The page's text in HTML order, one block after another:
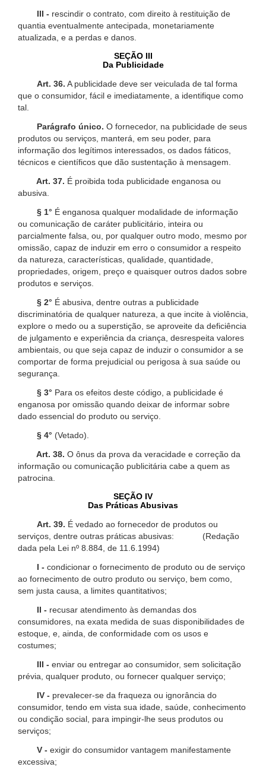
III - rescindir o contrato, com direito à restituição de
quantia eventualmente antecipada, monetariamente
atualizada, e a perdas e danos.
SEÇÃO III
Da Publicidade
Art. 36. A publicidade deve ser veiculada de tal forma
que o consumidor, fácil e imediatamente, a identifique como
tal.
Parágrafo único. O fornecedor, na publicidade de seus
produtos ou serviços, manterá, em seu poder, para
informação dos legítimos interessados, os dados fáticos,
técnicos e científicos que dão sustentação à mensagem.
Art. 37. É proibida toda publicidade enganosa ou
abusiva.
§ 1° É enganosa qualquer modalidade de informação
ou comunicação de caráter publicitário, inteira ou
parcialmente falsa, ou, por qualquer outro modo, mesmo por
omissão, capaz de induzir em erro o consumidor a respeito
da natureza, características, qualidade, quantidade,
propriedades, origem, preço e quaisquer outros dados sobre
produtos e serviços.
§ 2° É abusiva, dentre outras a publicidade
discriminatória de qualquer natureza, a que incite à violência,
explore o medo ou a superstição, se aproveite da deficiência
de julgamento e experiência da criança, desrespeita valores
ambientais, ou que seja capaz de induzir o consumidor a se
comportar de forma prejudicial ou perigosa à sua saúde ou
segurança.
§ 3° Para os efeitos deste código, a publicidade é
enganosa por omissão quando deixar de informar sobre
dado essencial do produto ou serviço.
§ 4° (Vetado).
Art. 38. O ônus da prova da veracidade e correção da
informação ou comunicação publicitária cabe a quem as
patrocina.
SEÇÃO IV
Das Práticas Abusivas
Art. 39. É vedado ao fornecedor de produtos ou
serviços, dentre outras práticas abusivas: (Redação
dada pela Lei nº 8.884, de 11.6.1994)
I - condicionar o fornecimento de produto ou de serviço
ao fornecimento de outro produto ou serviço, bem como,
sem justa causa, a limites quantitativos;
II - recusar atendimento às demandas dos
consumidores, na exata medida de suas disponibilidades de
estoque, e, ainda, de conformidade com os usos e
costumes;
III - enviar ou entregar ao consumidor, sem solicitação
prévia, qualquer produto, ou fornecer qualquer serviço;
IV - prevalecer-se da fraqueza ou ignorância do
consumidor, tendo em vista sua idade, saúde, conhecimento
ou condição social, para impingir-lhe seus produtos ou
serviços;
V - exigir do consumidor vantagem manifestamente
excessiva;